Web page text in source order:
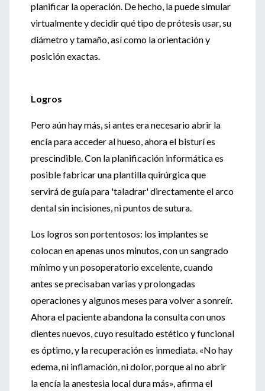
planificar la operación. De hecho, la puede simular
virtualmente y decidir qué tipo de prótesis usar, su
diámetro y tamaño, así como la orientación y
posición exactas.
Logros
Pero aún hay más, si antes era necesario abrir la
encía para acceder al hueso, ahora el bisturí es
prescindible. Con la planificación informática es
posible fabricar una plantilla quirúrgica que
servirá de guía para 'taladrar' directamente el arco
dental sin incisiones, ni puntos de sutura.
Los logros son portentosos: los implantes se
colocan en apenas unos minutos, con un sangrado
mínimo y un posoperatorio excelente, cuando
antes se precisaban varias y prolongadas
operaciones y algunos meses para volver a sonreír.
Ahora el paciente abandona la consulta con unos
dientes nuevos, cuyo resultado estético y funcional
es óptimo, y la recuperación es inmediata. «No hay
edema, ni inflamación, ni dolor, porque al no abrir
la encía la anestesia local dura más», afirma el